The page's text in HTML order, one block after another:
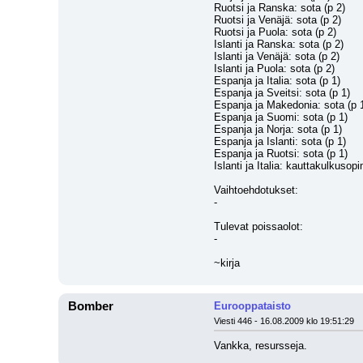
Ruotsi ja Ranska: sota (p 2)
Ruotsi ja Venäjä: sota (p 2)
Ruotsi ja Puola: sota (p 2)
Islanti ja Ranska: sota (p 2)
Islanti ja Venäjä: sota (p 2)
Islanti ja Puola: sota (p 2)
Espanja ja Italia: sota (p 1)
Espanja ja Sveitsi: sota (p 1)
Espanja ja Makedonia: sota (p
Espanja ja Suomi: sota (p 1)
Espanja ja Norja: sota (p 1)
Espanja ja Islanti: sota (p 1)
Espanja ja Ruotsi: sota (p 1)
Islanti ja Italia:
Vaihtoehdotukset:
-
Tulevat poissaolot:
-
~kirja
Bomber Eurooppataisto
Viesti 446 - 16.08.2009 klo 19:51:29
Vankka, resursseja.